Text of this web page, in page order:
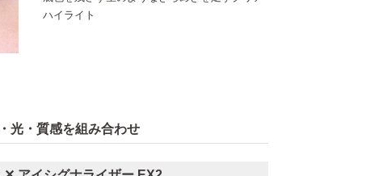
ハイライト
光・質感を組み合わせ